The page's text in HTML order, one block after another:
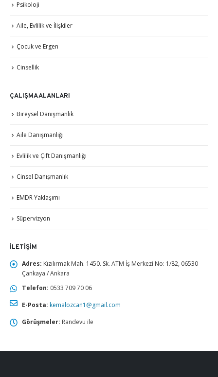
Psikoloji
Aile, Evlilik ve İlişkiler
Çocuk ve Ergen
Cinsellik
ÇALIŞMA ALANLARI
Bireysel Danışmanlık
Aile Danışmanlığı
Evlilik ve Çift Danışmanlığı
Cinsel Danışmanlık
EMDR Yaklaşımı
Süpervizyon
İLETIŞIM
Adres: Kızılırmak Mah. 1450. Sk. ATM İş Merkezi No: 1/82, 06530
Çankaya / Ankara
Telefon: 0533 709 70 06
E-Posta: kemalozcan1@gmail.com
Görüşmeler: Randevu ile